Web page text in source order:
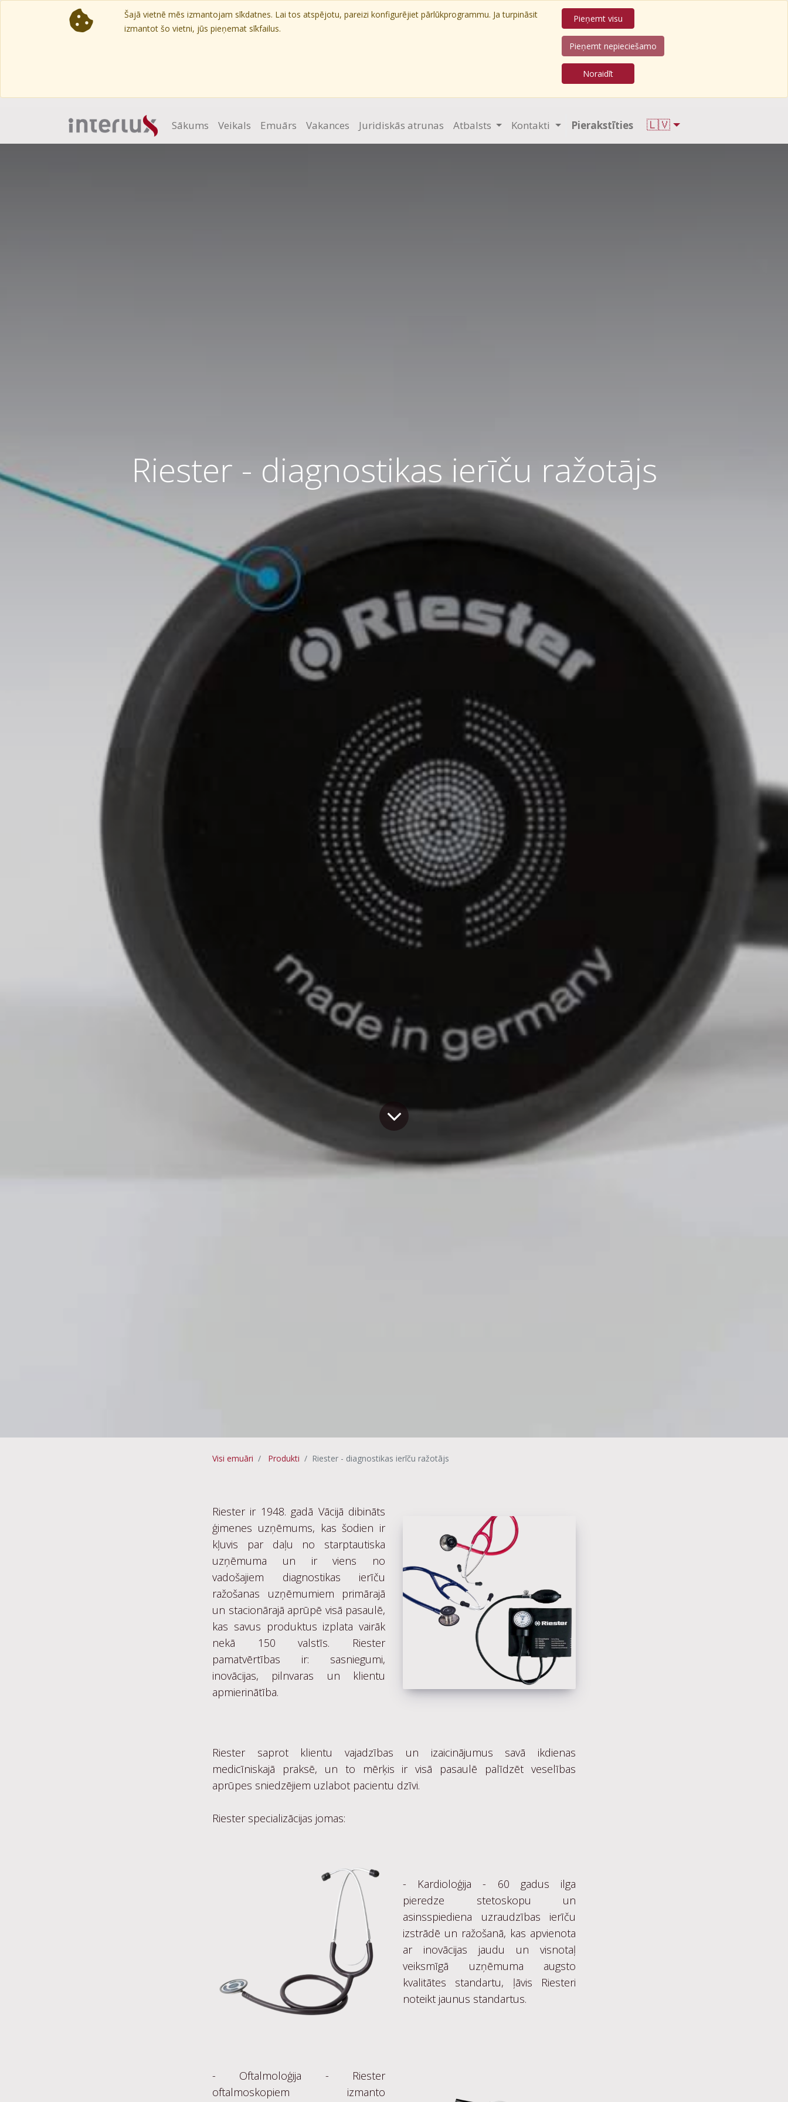
Šajā vietnē mēs izmantojam sīkdatnes. Lai tos atspējotu, pareizi konfigurējiet pārlūkprogrammu. Ja turpināsit
izmantot šo vietni, jūs pieņemat sīkfailus.
Pieņemt visu
Pieņemt nepieciešamo
Noraidīt
Sākums Veikals Emuārs Vakances Juridiskās atrunas Atbalsts Kontakti Pierakstīties 🇱🇻
Riester - diagnostikas ierīču ražotājs
Visi emuāri Produkti Riester - diagnostikas ierīču ražotājs
Riester ir 1948. gadā Vācijā dibināts
ģimenes uzņēmums, kas šodien ir
kļuvis par daļu no starptautiska
uzņēmuma un ir viens no
vadošajiem diagnostikas ierīču
ražošanas uzņēmumiem primārajā
un stacionārajā aprūpē visā pasaulē,
kas savus produktus izplata vairāk
nekā 150 valstīs. Riester
pamatvērtības ir: sasniegumi,
inovācijas, pilnvaras un klientu
apmierinātība.
Riester saprot klientu vajadzības un izaicinājumus savā ikdienas
medicīniskajā praksē, un to mērķis ir visā pasaulē palīdzēt veselības
aprūpes sniedzējiem uzlabot pacientu dzīvi.
Riester specializācijas jomas:
- Kardioloģija - 60 gadus ilga
pieredze stetoskopu un
asinsspiediena uzraudzības ierīču
izstrādē un ražošanā, kas apvienota
ar inovācijas jaudu un visnotaļ
veiksmīgā uzņēmuma augsto
kvalitātes standartu, ļāvis Riesteri
noteikt jaunus standartus.
- Oftalmoloģija - Riester
oftalmoskopiem izmanto